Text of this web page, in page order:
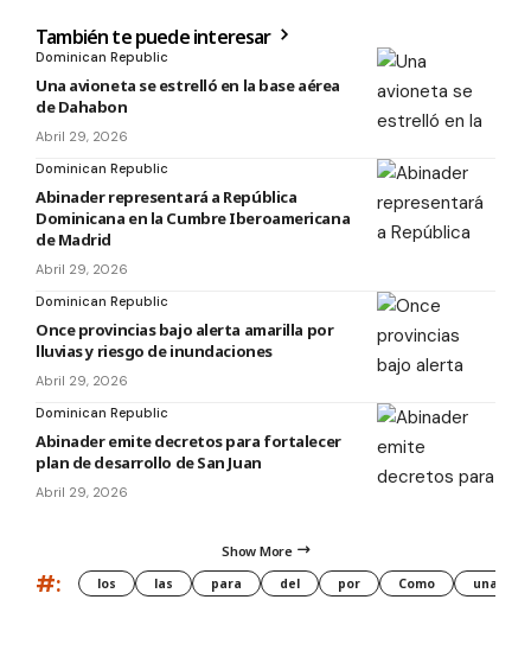
También te puede interesar
Dominican Republic
Una avioneta se estrelló en la base aérea
de Dahabon
Abril 29, 2026
Dominican Republic
Abinader representará a República
Dominicana en la Cumbre Iberoamericana
de Madrid
Abril 29, 2026
Dominican Republic
Once provincias bajo alerta amarilla por
lluvias y riesgo de inundaciones
Abril 29, 2026
Dominican Republic
Abinader emite decretos para fortalecer
plan de desarrollo de San Juan
Abril 29, 2026
Show More
#: los las para del por Como una